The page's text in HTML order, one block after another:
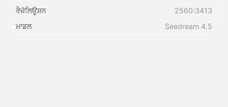
ਕੀਮਤ
ਰੈਜ਼ੋਲਿਊਸ਼ਨ
2560:3413
ਮਾਡਲ
Seedream 4.5